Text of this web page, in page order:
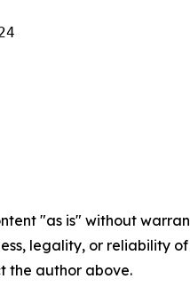
"as is" without
legality, or reliability
the author above.